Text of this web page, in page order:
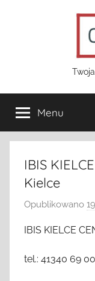
Menu
IBIS
Kielce
Opublikowano
IBIS KIELCE
tel.: 41340 69 00